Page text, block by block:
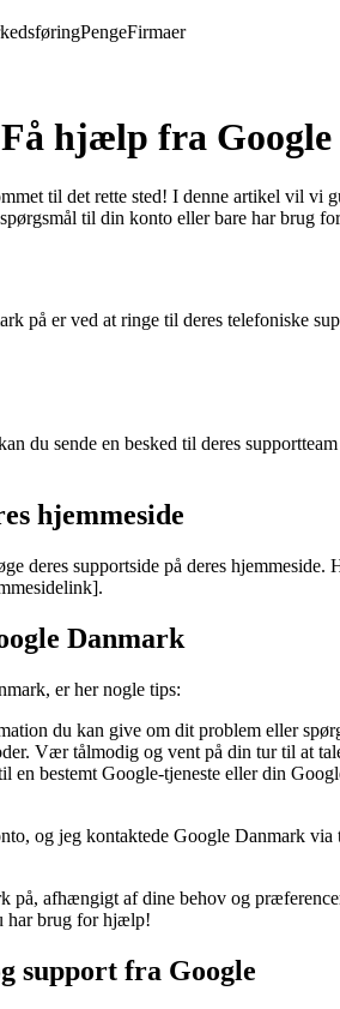
PengeFirmaer
hjælp fra
til det rette sted! I denne artikel vil vi
til din konto eller bare har
på er ved at ringe til deres
du sende en besked til deres
hjemmeside
deres supportside på deres
Danmark
er her nogle tips:
du kan give om dit problem eller
Vær tålmodig og vent på din tur til at
bestemt Google-tjeneste eller din
og jeg kontaktede Google Danmark
på, afhængigt af dine behov og
har brug for hjælp!
support fra Google